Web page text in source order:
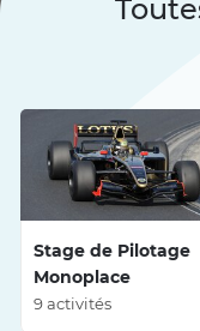
belles mécaniques
fond les grands
Stage de Pilotage
Monoplace
9 activités